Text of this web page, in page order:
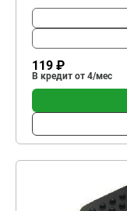
119 ₽
В кредит от 4/мес